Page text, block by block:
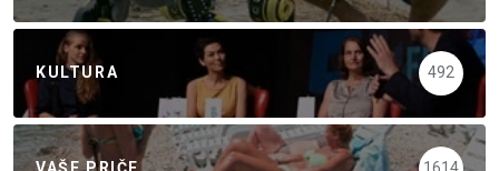
KULTURA 492